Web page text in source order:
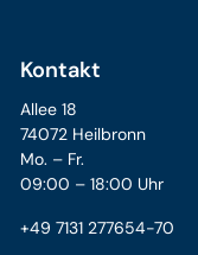
Kontakt
Allee 18
74072 Heilbronn
Mo. – Fr.
09:00 – 18:00 Uhr
+49 7131 277654-70